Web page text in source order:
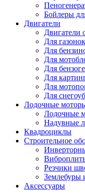
Бойлеры
Двигатели
Двигатели
Для
Для
Для
Для
Для
Для
Для
Лодочные
Лодочные
Надувные
Квадроциклы
Строительное
Резчики
Землебуры
Аксессуары